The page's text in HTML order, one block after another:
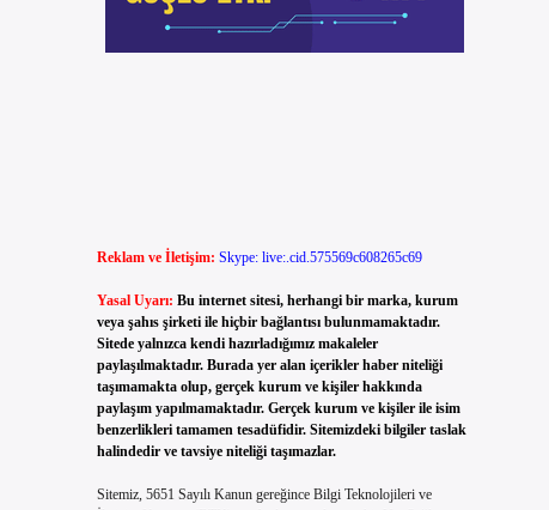
Reklam ve İletişim: Skype: live:.cid.575569c608265c69
Yasal Uyarı: Bu internet sitesi, herhangi bir marka, kurum
veya şahıs şirketi ile hiçbir bağlantısı bulunmamaktadır.
Sitede yalnızca kendi hazırladığımız makaleler
paylaşılmaktadır. Burada yer alan içerikler haber niteliği
taşımamakta olup, gerçek kurum ve kişiler hakkında
paylaşım yapılmamaktadır. Gerçek kurum ve kişiler ile isim
benzerlikleri tamamen tesadüfidir. Sitemizdeki bilgiler taslak
halindedir ve tavsiye niteliği taşımazlar.
Sitemiz, 5651 Sayılı Kanun gereğince Bilgi Teknolojileri ve